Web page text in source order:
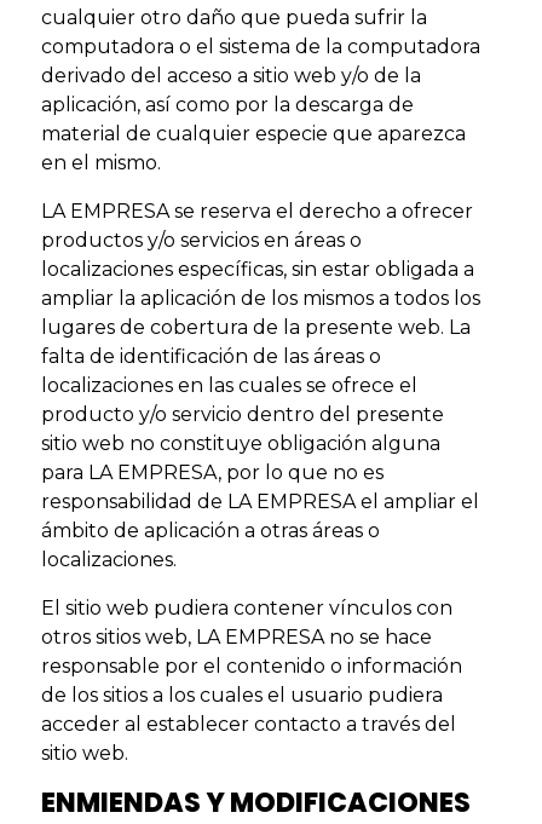
cualquier otro daño que pueda sufrir la
computadora o el sistema de la computadora
derivado del acceso a sitio web y/o de la
aplicación, así como por la descarga de
material de cualquier especie que aparezca
en el mismo.
LA EMPRESA se reserva el derecho a ofrecer
productos y/o servicios en áreas o
localizaciones específicas, sin estar obligada a
ampliar la aplicación de los mismos a todos los
lugares de cobertura de la presente web. La
falta de identificación de las áreas o
localizaciones en las cuales se ofrece el
producto y/o servicio dentro del presente
sitio web no constituye obligación alguna
para LA EMPRESA, por lo que no es
responsabilidad de LA EMPRESA el ampliar el
ámbito de aplicación a otras áreas o
localizaciones.
El sitio web pudiera contener vínculos con
otros sitios web, LA EMPRESA no se hace
responsable por el contenido o información
de los sitios a los cuales el usuario pudiera
acceder al establecer contacto a través del
sitio web.
ENMIENDAS Y MODIFICACIONES